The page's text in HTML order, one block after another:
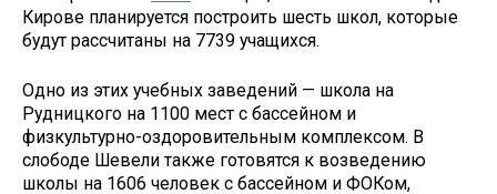
Кирове планируется построить шесть школ, которые
будут рассчитаны на 7739 учащихся.
Одно из этих учебных заведений — школа на
Рудницкого на 1100 мест с бассейном и
физкультурно-оздоровительным комплексом. В
слободе Шевели также готовятся к возведению
школы на 1606 человек с бассейном и ФОКом,